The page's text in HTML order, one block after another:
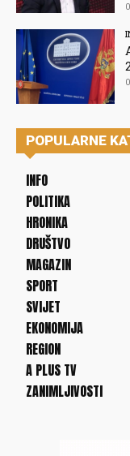
POPULARNE
INFO
POLITIKA
HRONIKA
DRUŠTVO
MAGAZIN
SPORT
SVIJET
EKONOMIJA
REGION
A PLUS TV
ZANIMLJIVOSTI